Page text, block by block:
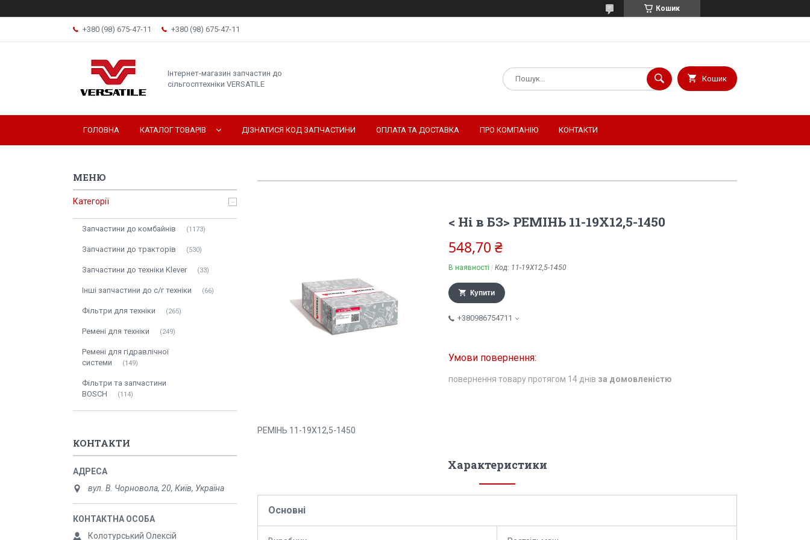
Кошик
+380 (98) 675-47-11 +380 (98) 675-47-11
Інтернет-магазин запчастин до
сільгосптехніки VERSATILE
Кошик
ГОЛОВНА КАТАЛОГ ТОВАРІВ ДІЗНАТИСЯ КОД ЗАПЧАСТИНИ ОПЛАТА ТА ДОСТАВКА ПРО КОМПАНІЮ КОНТАКТИ
< Ні в БЗ> РЕМІНЬ 11-19Х12,5-1450
548,70 ₴
В наявності Код: 11-19Х12,5-1450
Купити
+380986754711
повернення товару протягом 14 днів за домовленістю
РЕМІНЬ 11-19Х12,5-1450
Характеристики
Основні
Категорії
Запчастини до комбайнів 1173
Запчастини до тракторів 530
Запчастини до техніки Klever 33
Інші запчастини до с/г техніки 66
Фільтри для техніки 265
Ремені для техніки 249
Ремені для гідравлічної
системи
149
Фільтри та запчастини
BOSCH
114
КОНТАКТИ
вул. В. Чорновола, 20, Київ, Україна
Колотурський Олексій